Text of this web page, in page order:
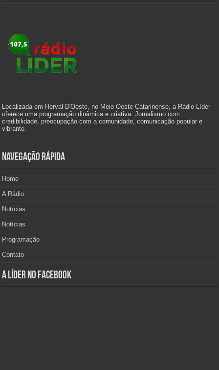
Localizada em Herval D'Oeste, no Meio Oeste Catarinense, a Rádio Líder
oferece uma programação dinâmica e criativa. Jornalismo com
credibilidade, preocupação com a comunidade, comunicação popular e
vibrante.
Navegação Rápida
Home
A Rádio
Notícias
Notícias
Programação
Contato
A Líder no Facebook